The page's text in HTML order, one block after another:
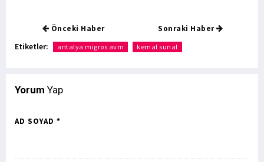
Önceki Haber Sonraki Haber
Etiketler: antalya migros avm kemal sunal
Yorum Yap
AD SOYAD *